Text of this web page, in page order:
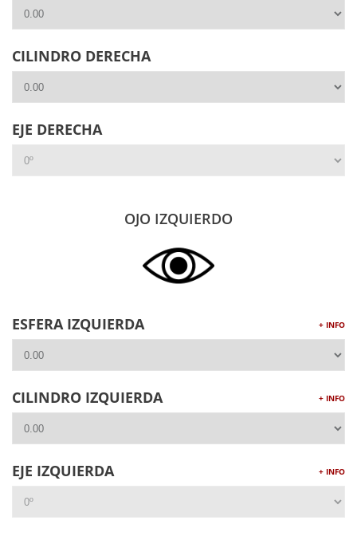
CILINDRO DERECHA
EJE DERECHA
OJO IZQUIERDO
ESFERA IZQUIERDA + INFO
CILINDRO IZQUIERDA + INFO
EJE IZQUIERDA + INFO